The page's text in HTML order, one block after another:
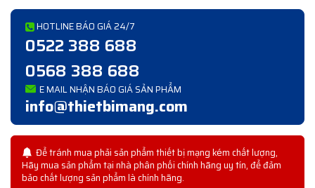
HOTLINE BÁO GIÁ 24/7
0522 388 688
0568 388 688
E MAIL NHẬN BÁO GIÁ SẢN PHẨM
info@thietbimang.com
Để tránh mua phải sản phẩm thiết bị mạng kém chất lượng,
Hãy mua sản phẩm tại nhà phân phối chính hãng uy tín, để đảm
bảo chất lượng sản phẩm là chính hãng.